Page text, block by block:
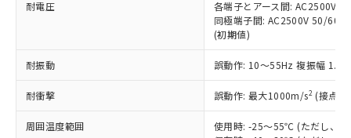
耐電圧
各端子とアース間: AC2500V
同極端子間: AC2500V 50/
(初期値)
耐振動 誤動作: 10～55Hz 複振幅
耐衝撃 誤動作: 最大1000m/s2 (接点
周囲温度範囲
使用時: -25～55℃ (ただし、氷
販売ネットワーク
」をご確認
在庫状況および標準価格結果を当社の
示しないようお願いします。
マイパーツ機能（部品リスト作成サー
ビス）をご利用いただくには、I-Web
メンバーズにご登録されている必要が
図的な使用がないことを確認しています。
部品在庫の切り替え状況などにより、予定
月が前後することがあります。
「ｅ」：有害物質（10物質）のすべてが基
準値以下であることを示します。
「10」：通常の使用状況下において有害物
質が外部に漏えいし、環境に深刻な影響を
及ぼさない年数を意味します。
「－」：未確認です。当社販売部門へお問
当社は、貴社製品を第三者に販売する
場合は、上記1、2および3の内容を当
該第三者に通知します。また当社は、
販売先および販売に係わる関係者が違
法に輸出するおそれがある場合は、取
いては、お客様のお取引先、ま
たはお客様担当のオムロン制御
機器販売店・当社販売員にご確
受注生産機種、また在庫状況の
情報を公開していない機種